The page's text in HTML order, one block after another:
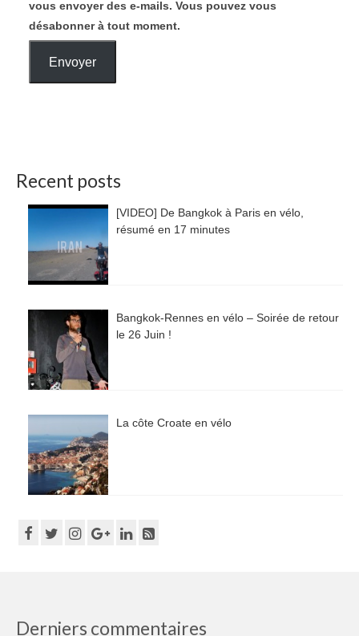
vous envoyer des e-mails. Vous pouvez vous
désabonner à tout moment.
Envoyer
Recent posts
[VIDEO] De Bangkok à Paris en vélo,
résumé en 17 minutes
Bangkok-Rennes en vélo – Soirée de retour
le 26 Juin !
La côte Croate en vélo
Derniers commentaires